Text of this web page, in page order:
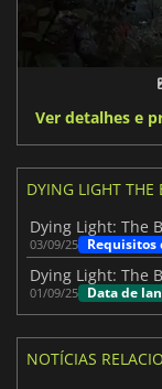
Ver detalhes e
DYING LIGHT THE
03/09/25 Requisitos
01/09/25 Data de
NOTÍCIAS